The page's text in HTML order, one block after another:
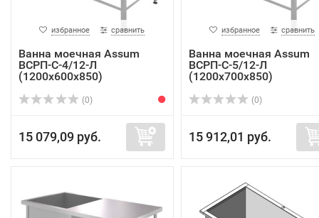
избранное сравнить
Ванна моечная Assum
ВСРП-С-4/12-Л
(1200х600х850)
(0)
15 079,09 руб.
избранное сравнить
Ванна моечная Assum
ВСРП-С-5/12-Л
(1200х700х850)
(0)
15 912,01 руб.